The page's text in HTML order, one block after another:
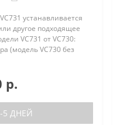
устанавливается
другое подходящее
VC731 от VC730:
(модель VC730 без
р.
ДНЕЙ